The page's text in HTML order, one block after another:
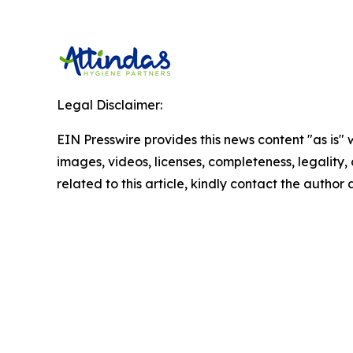
Legal Disclaimer:
EIN Presswire provides this news content "as
images, videos, licenses, completeness,
related to this article, kindly contact the author